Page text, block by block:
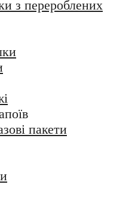
з перероблених
пакети